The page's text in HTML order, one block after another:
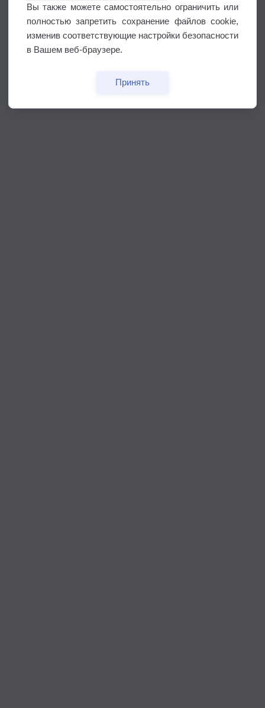
Вы также можете самостоятельно ограничить или
полностью запретить сохранение файлов cookie,
изменив соответствующие настройки безопасности
в Вашем веб-браузере.
Принять